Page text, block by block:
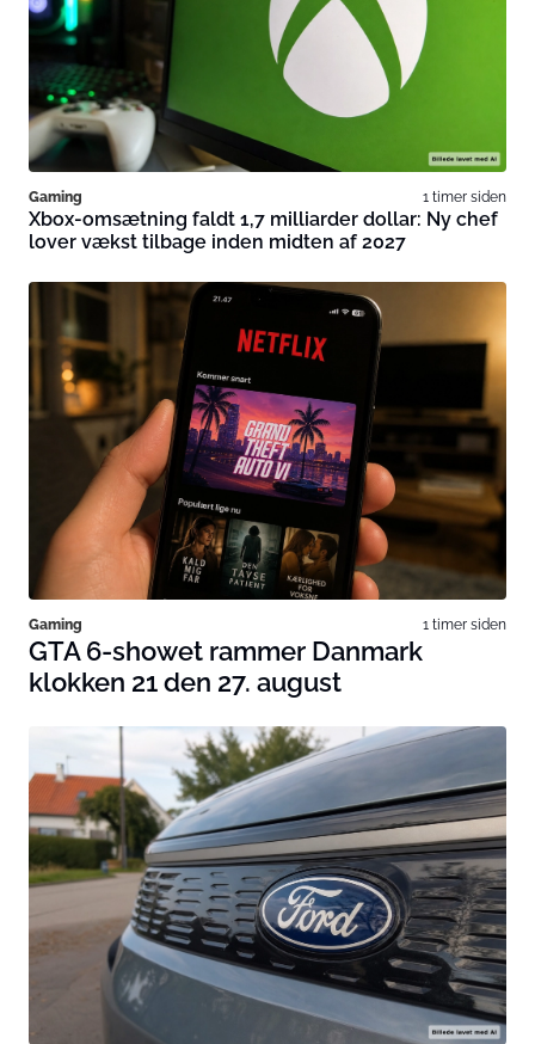
Gaming 1 timer siden
Xbox-omsætning faldt 1,7 milliarder dollar: Ny chef
lover vækst tilbage inden midten af 2027
Gaming 1 timer siden
GTA 6-showet rammer Danmark
klokken 21 den 27. august